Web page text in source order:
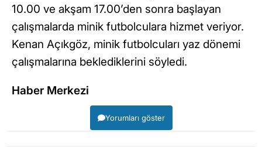
10.00 ve akşam 17.00’den sonra başlayan
çalışmalarda minik futbolculara hizmet veriyor.
Kenan Açıkgöz, minik futbolcuları yaz dönemi
çalışmalarına beklediklerini söyledi.
Haber Merkezi
Yorumları göster